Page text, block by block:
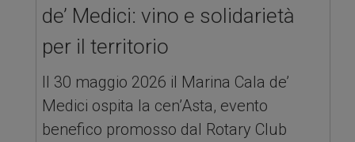
de’ Medici: vino e solidarietà
per il territorio
Il 30 maggio 2026 il Marina Cala de’
Medici ospita la cen’Asta, evento
benefico promosso dal Rotary Club